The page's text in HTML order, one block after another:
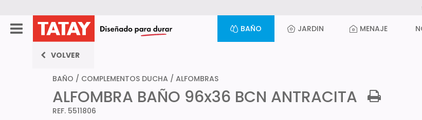
BAÑO JARDIN MENAJE
VOLVER
BAÑO / COMPLEMENTOS DUCHA / ALFOMBRAS
ALFOMBRA BAÑO 96x36 BCN ANTRACITA
REF. 5511806